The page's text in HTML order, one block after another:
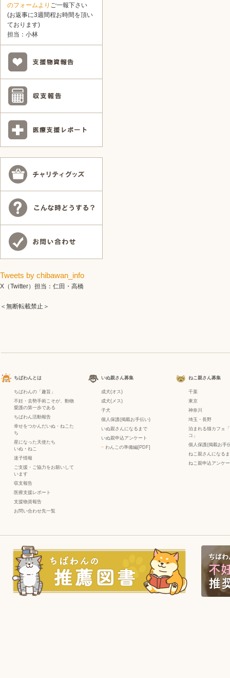
のフォームより ご一報下さい
(お返事に3週間程お時間を頂い
ております)
担当：小林
Tweets by chibawan_info
X（Twitter）担当：仁田・高橋
＜無断転載禁止＞
ちばわんとは
ちばわんの「趣旨」
不妊・去勢手術こそが、動物
愛護の第一歩である
ちばわん活動報告
幸せをつかんだいぬ・ねこた
ち
星になった天使たち
いぬ ・ ねこ
迷子情報
ご支援・ご協力をお願いして
います
収支報告
医療支援レポート
支援物資報告
お問い合わせ先一覧
いぬ親さん募集
成犬(オス)
成犬(メス)
子犬
個人保護(掲載お手伝い)
いぬ親さんになるまで
いぬ親申込アンケート
− わんこの準備編[PDF]
ねこ親さん募集
千葉
東京
神奈川
埼玉・長野
泊まれる猫カフェ
コ」
個人保護(掲載お手
ねこ親さんになる
ねこ親申込アンケ